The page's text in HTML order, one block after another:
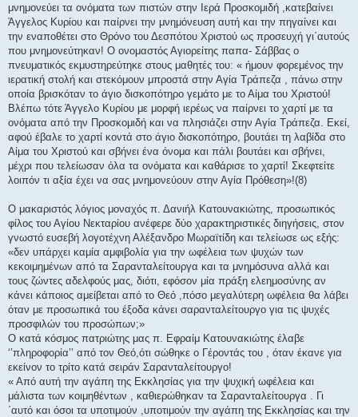
μνημονεύει τα ονόματα των πιστών στην Ιερά Προσκομιδή ,κατεβαίνει
Άγγελος Κυρίου και παίρνει την μνημόνευση αυτή και την πηγαίνει και
την εναποθέτει στο Θρόνο του Δεσπότου Χριστού ως προσευχή γι΄αυτούς
που μνημονεύτηκαν! Ο ονομαστός Αγιορείτης παπα- Σάββας ο
πνευματικός εκμυστηρεύτηκε στους μαθητές του: « ήμουν φορεμένος την
ιερατική στολή και στεκόμουν μπροστά στην Αγία Τράπεζα , πάνω στην
οποία βρισκόταν το άγιο δισκοπότηρο γεμάτο με το Αίμα του Χριστού!
Βλέπω τότε Άγγελο Κυρίου με μορφή ιερέως να παίρνει το χαρτί με τα
ονόματα από την Προσκομιδή και να πλησιάζει στην Αγία Τράπεζα. Εκεί,
αφού έβαλε το χαρτί κοντά στο άγιο δισκοπότηρο, βουτάει τη λαβίδα στο
Αίμα του Χριστού και σβήνει ένα όνομα και πάλι βουτάει και σβήνει,
μέχρι που τελείωσαν όλα τα ονόματα και καθάρισε το χαρτί! Σκεφτείτε
λοιπόν τι αξία έχει να σας μνημονεύουν στην Αγία Πρόθεση»!(8)
Ο μακαριστός λόγιος μοναχός π. Δανιήλ Κατουνακιώτης, προσωπικός
φίλος του Αγίου Νεκταρίου ανέφερε δύο χαρακτηριστικές διηγήσεις, στον
γνωστό ευσεβή λογοτέχνη Αλέξανδρο Μωραϊτίδη και τελείωσε ως εξής:
«δεν υπάρχει καμία αμφιβολία για την ωφέλεια των ψυχών των
κεκοιμημένων από τα Σαρανταλείτουργα και τα μνημόσυνα αλλά και
τους ζώντες αδελφούς μας, διότι, εφόσον μία πράξη ελεημοσύνης αν
κάνει κάποιος αμείβεται από το Θεό ,πόσο μεγαλύτερη ωφέλεια θα λάβει
όταν με προσωπικά του έξοδα κάνει σαρανταλείτουργο για τις ψυχές
προσφιλών του προσώπων;»
Ο κατά κόσμος πατριώτης μας π. Εφραίμ Κατουνακιώτης έλαβε
‘’πληροφορία’’ από τον Θεό,ότι σώθηκε ο Γέροντάς του , όταν έκανε για
εκείνον το τρίτο κατά σειράν Σαρανταλείτουργο!
« Από αυτή την αγάπη της Εκκλησίας για την ψυχική ωφέλεια και
μάλιστα των κοιμηθέντων , καθιερώθηκαν τα Σαρανταλείτουργα . Γι
΄αυτό και όσοι τα υποτιμούν ,υποτιμούν την αγάπη της Εκκλησίας και την